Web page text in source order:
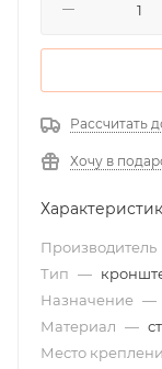
Рассчитать
Хочу в
Производитель
Тип —
Назначение —
Материал —
Место